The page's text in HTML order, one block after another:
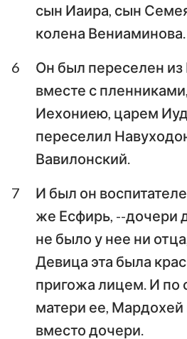
сын Иаира, сын
колена Вениаминова.
6
Он был переселен
вместе с
Иехониею, царем
переселил
Вавилонский.
7
И был он
же Есфирь, --дочери
не было у нее ни
Девица эта была
пригожа лицем. И по
матери ее, Мардохей
вместо дочери.